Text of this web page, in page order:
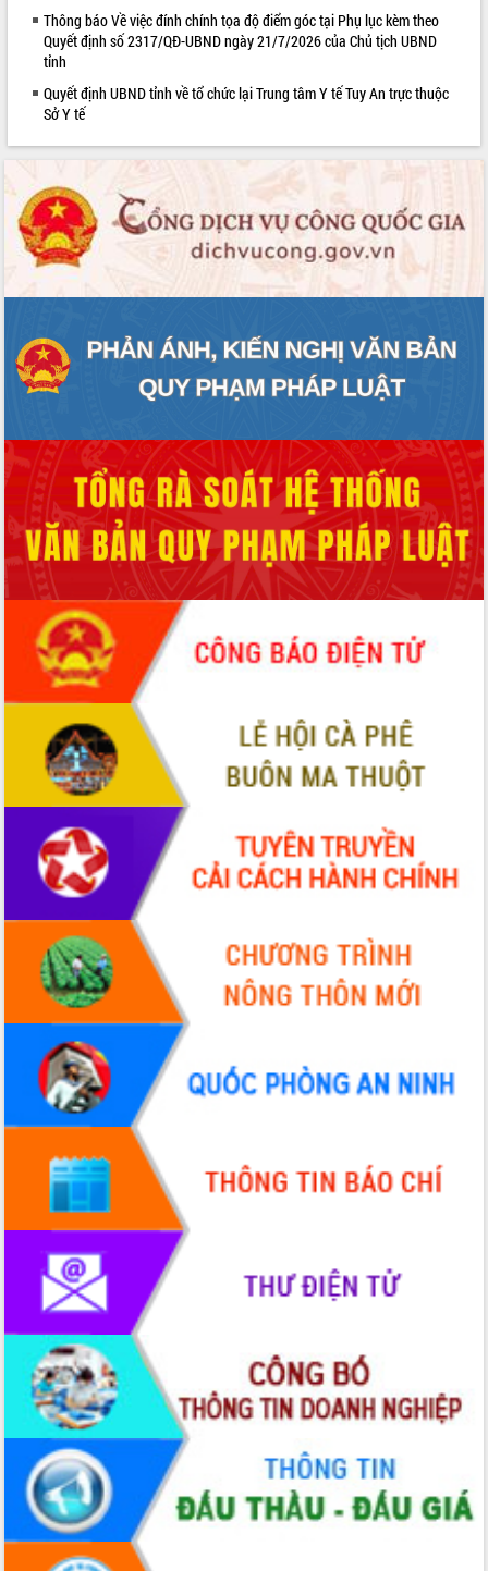
Bí thư Tỉnh ủy Lương Nguyễn Minh
Triết thăm, tặng quà người có công với
cách mạng
Rà soát, hoàn thiện hệ thống thiết chế
văn hóa, thể thao đáp ứng yêu cầu
Minh
Lễ truy điệu và an táng hài cốt liệt sĩ
tại Nghĩa trang Liệt sĩ xã Sơn Hòa
Bàn giải pháp tháo gỡ khó khăn trong
xuất khẩu sầu riêng và triển khai quy
Thứ trưởng Bộ Nông nghiệp và Môi
trường Nguyễn Hoàng Hiệp khảo sát
vùng trồng và doanh nghiệp đóng gói
Trình diễn nghệ thuật chế biến các
món ăn từ sầu riêng
Đắk Lắk công bố Quy hoạch và xúc
tiến đầu tư tỉnh
Ngành cá ngừ Đắk Lắk chủ động thích
ứng để giữ vững thị trường xuất khẩu
Diễn đàn Kinh tế tư nhân Việt Nam đột
phá cơ chế - Hợp tác công tư
Đề án 06 tạo bước ngoặt đột phá trong
cải cách hành chính tỉnh Đắk Lắk
Kết nối tour, đẩy mạnh chuyển đổi số
để phát triển du lịch Đắk Lắk
Khởi động Dự án Đầu tư xây dựng hạ
tầng kỹ thuật Cụm công nghiệp Tân
Gặp mặt các cơ quan báo chí nhân Kỷ
niệm 101 năm Ngày Báo chí Cách
mạng Việt Nam
Đắk Lắk sơ kết 4 năm triển khai thực
hiện Đề án 06 của Chính phủ
Họp báo thông tin về Hội nghị Công bố
Quy hoạch và Xúc tiến đầu tư tỉnh Đắk
Khơi thông điểm nghẽn, đẩy nhanh
giải ngân vốn khắc phục thiên tai
HĐND tỉnh thông qua điều chỉnh Quy
hoạch tỉnh thời kỳ 2021-2030
Hội thảo góp ý hồ sơ điều chỉnh quy
hoạch tỉnh Đắk Lắk thời kỳ 2021-2030,
tầm nhìn đến năm 2050
Nâng cao hiệu quả hoạt động của các
doanh nghiệp nhà nước
Hội nghị triển khai kết nối mạng
truyền số liệu chuyên dùng phục vụ cơ
quan Đảng, Nhà nước
Lễ phát động chuỗi hoạt động chung
tay làm sạch môi trường
Xã Ea Kar bước chuyển mình trong
công tác cải cách hành chính mô hình
mới
UBND tỉnh họp báo định kỳ tháng 4
năm 2026
Hội thảo khoa học “Giải pháp thúc đẩy
phát triển nền kinh tế xanh tại tỉnh
Đắk Lắk”
Tăng cường giám sát, đôn đốc thực
hiện nhiệm vụ quản lý tài sản công
hàng tuần
LIÊN KẾT WEB
Thông báo Về việc đính chính tọa độ điểm góc tại Phụ lục kèm theo
Quyết định số 2317/QĐ-UBND ngày 21/7/2026 của Chủ tịch UBND
tỉnh
Quyết định UBND tỉnh về tổ chức lại Trung tâm Y tế Tuy An trực thuộc
Sở Y tế